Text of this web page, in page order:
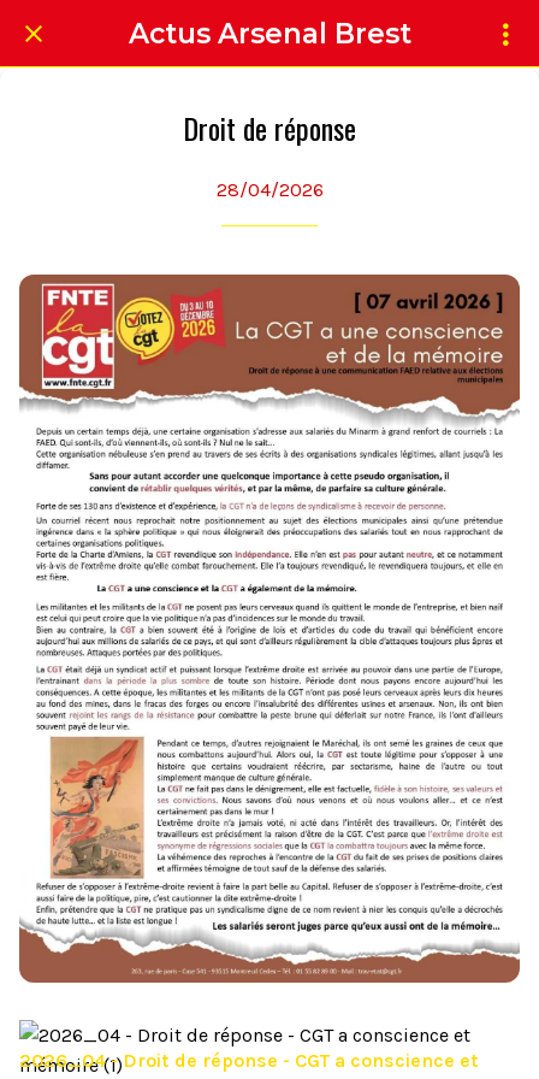
Actus Arsenal Brest
Droit de réponse
28/04/2026
2026_04 - Droit de réponse - CGT a conscience et